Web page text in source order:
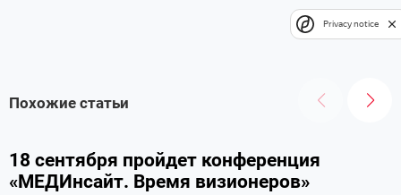
Похожие статьи
18 сентября пройдет конференция
«МЕДИнсайт. Время визионеров»
Privacy notice